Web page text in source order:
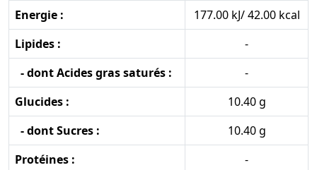
Energie :
177.00 kJ/ 42.00 kcal
Lipides :
-
- dont Acides gras saturés :
-
Glucides :
10.40 g
- dont Sucres :
10.40 g
Protéines :
-